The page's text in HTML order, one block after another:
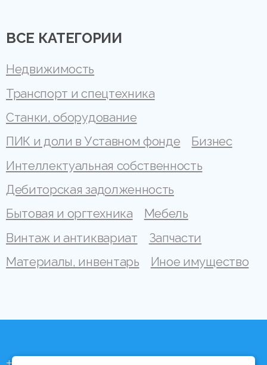
ВСЕ КАТЕГОРИИ
Недвижимость
Транспорт и спецтехника
Станки, оборудование
ПИК и доли в Уставном фонде
Бизнес
Интеллектуальная собственность
Дебиторская задолженность
Бытовая и оргтехника
Мебель
Винтаж и антиквариат
Запчасти
Материалы, инвентарь
Иное имущество